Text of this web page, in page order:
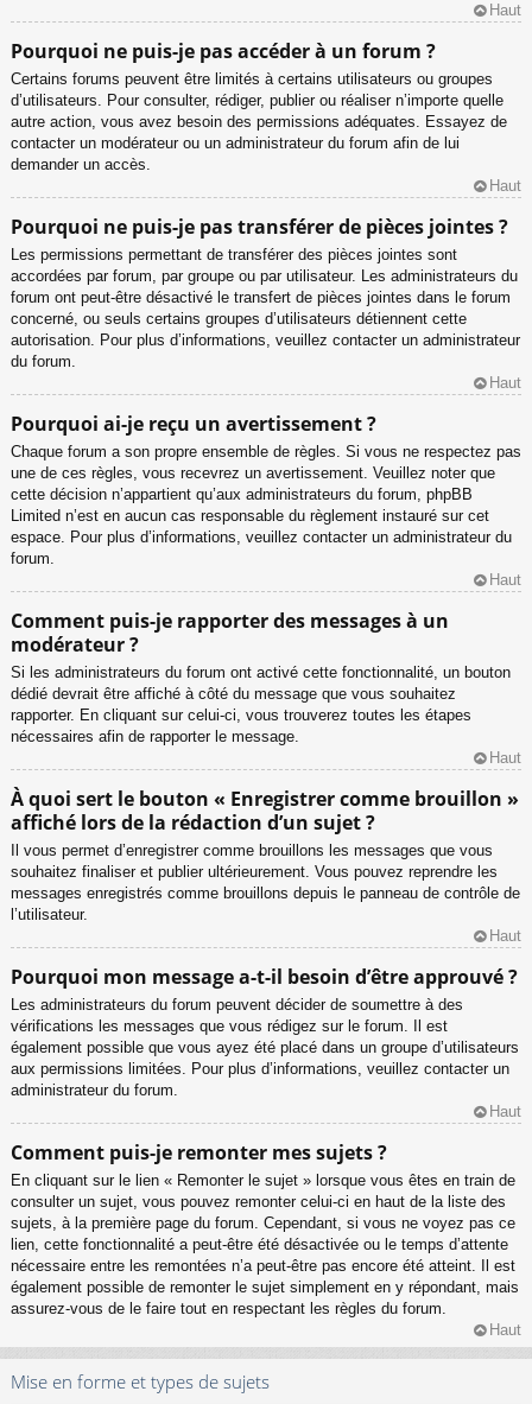
Haut
Pourquoi ne puis-je pas accéder à un forum ?
Certains forums peuvent être limités à certains utilisateurs ou groupes
d’utilisateurs. Pour consulter, rédiger, publier ou réaliser n’importe quelle
autre action, vous avez besoin des permissions adéquates. Essayez de
contacter un modérateur ou un administrateur du forum afin de lui
demander un accès.
Haut
Pourquoi ne puis-je pas transférer de pièces jointes ?
Les permissions permettant de transférer des pièces jointes sont
accordées par forum, par groupe ou par utilisateur. Les administrateurs du
forum ont peut-être désactivé le transfert de pièces jointes dans le forum
concerné, ou seuls certains groupes d’utilisateurs détiennent cette
autorisation. Pour plus d’informations, veuillez contacter un administrateur
du forum.
Haut
Pourquoi ai-je reçu un avertissement ?
Chaque forum a son propre ensemble de règles. Si vous ne respectez pas
une de ces règles, vous recevrez un avertissement. Veuillez noter que
cette décision n’appartient qu’aux administrateurs du forum, phpBB
Limited n’est en aucun cas responsable du règlement instauré sur cet
espace. Pour plus d’informations, veuillez contacter un administrateur du
forum.
Haut
Comment puis-je rapporter des messages à un
modérateur ?
Si les administrateurs du forum ont activé cette fonctionnalité, un bouton
dédié devrait être affiché à côté du message que vous souhaitez
rapporter. En cliquant sur celui-ci, vous trouverez toutes les étapes
nécessaires afin de rapporter le message.
Haut
À quoi sert le bouton « Enregistrer comme brouillon »
affiché lors de la rédaction d’un sujet ?
Il vous permet d’enregistrer comme brouillons les messages que vous
souhaitez finaliser et publier ultérieurement. Vous pouvez reprendre les
messages enregistrés comme brouillons depuis le panneau de contrôle de
l’utilisateur.
Haut
Pourquoi mon message a-t-il besoin d’être approuvé ?
Les administrateurs du forum peuvent décider de soumettre à des
vérifications les messages que vous rédigez sur le forum. Il est
également possible que vous ayez été placé dans un groupe d’utilisateurs
aux permissions limitées. Pour plus d’informations, veuillez contacter un
administrateur du forum.
Haut
Comment puis-je remonter mes sujets ?
En cliquant sur le lien « Remonter le sujet » lorsque vous êtes en train de
consulter un sujet, vous pouvez remonter celui-ci en haut de la liste des
sujets, à la première page du forum. Cependant, si vous ne voyez pas ce
lien, cette fonctionnalité a peut-être été désactivée ou le temps d’attente
nécessaire entre les remontées n’a peut-être pas encore été atteint. Il est
également possible de remonter le sujet simplement en y répondant, mais
assurez-vous de le faire tout en respectant les règles du forum.
Haut
Mise en forme et types de sujets